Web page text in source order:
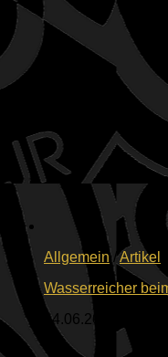
Allgemein/Artikel
Wasserreicher
14.06.2026